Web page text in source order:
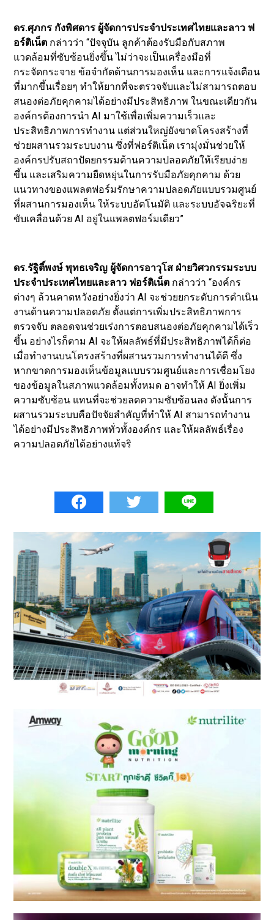
ดร.ศุภกร กังพิศดาร ผู้จัดการประจำประเทศไทยและลาว ฟ
อร์ติเน็ต กล่าวว่า “ปัจจุบัน ลูกค้าต้องรับมือกับสภาพ
แวดล้อมที่ซับซ้อนยิ่งขึ้น ไม่ว่าจะเป็นเครื่องมือที่
กระจัดกระจาย ข้อจำกัดด้านการมองเห็น และการแจ้งเตือน
ที่มากขึ้นเรื่อยๆ ทำให้ยากที่จะตรวจจับและไม่สามารถตอบ
สนองต่อภัยคุกคามได้อย่างมีประสิทธิภาพ ในขณะเดียวกัน
องค์กรต้องการนำ AI มาใช้เพื่อเพิ่มความเร็วและ
ประสิทธิภาพการทำงาน แต่ส่วนใหญ่ยังขาดโครงสร้างที่
ช่วยผสานรวมระบบงาน ซึ่งที่ฟอร์ติเน็ต เรามุ่งมั่นช่วยให้
องค์กรปรับสถาปัตยกรรมด้านความปลอดภัยให้เรียบง่าย
ขึ้น และเสริมความยืดหยุ่นในการรับมือภัยคุกคาม ด้วย
แนวทางของแพลตฟอร์มรักษาความปลอดภัยแบบรวมศูนย์
ที่ผสานการมองเห็น ให้ระบบอัตโนมัติ และระบบอัจฉริยะที่
ขับเคลื่อนด้วย AI อยู่ในแพลตฟอร์มเดียว”
ดร.รัฐิติ์พงษ์ พุทธเจริญ ผู้จัดการอาวุโส ฝ่ายวิศวกรรมระบบ
ประจำประเทศไทยและลาว ฟอร์ติเน็ต กล่าวว่า “องค์กร
ต่างๆ ล้วนคาดหวังอย่างยิ่งว่า AI จะช่วยยกระดับการดำเนิน
งานด้านความปลอดภัย ตั้งแต่การเพิ่มประสิทธิภาพการ
ตรวจจับ ตลอดจนช่วยเร่งการตอบสนองต่อภัยคุกคามได้เร็ว
ขึ้น อย่างไรก็ตาม AI จะให้ผลลัพธ์ที่มีประสิทธิภาพได้ก็ต่อ
เมื่อทำงานบนโครงสร้างที่ผสานรวมการทำงานได้ดี ซึ่ง
หากขาดการมองเห็นข้อมูลแบบรวมศูนย์และการเชื่อมโยง
ของข้อมูลในสภาพแวดล้อมทั้งหมด อาจทำให้ AI ยิ่งเพิ่ม
ความซับซ้อน แทนที่จะช่วยลดความซับซ้อนลง ดังนั้นการ
ผสานรวมระบบคือปัจจัยสำคัญที่ทำให้ AI สามารถทำงาน
ได้อย่างมีประสิทธิภาพทั่วทั้งองค์กร และให้ผลลัพธ์เรื่อง
ความปลอดภัยได้อย่างแท้จริ